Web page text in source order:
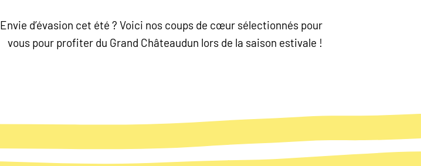
Envie d’évasion cet été ? Voici nos coups de cœur sélectionnés pour
vous pour profiter du Grand Châteaudun lors de la saison estivale !